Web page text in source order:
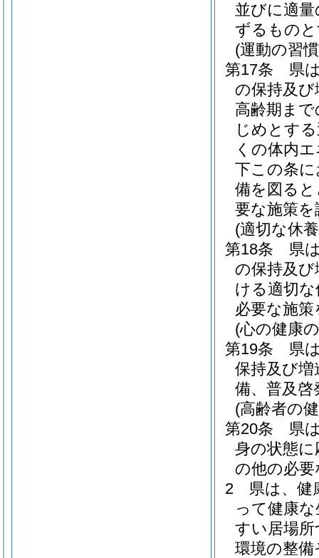
並びに適
ずるもの
(運動の習
第17条
県
の保持及
高齢期ま
じめとす
くの体内
下この条
備を図る
要な施策
(適切な休
第18条
県
の保持及
ける適切
必要な施
(心の健康
第19条
県
保持及び
備、普及
(高齢者の
第20条
県
身の状態
の他の必
2
県は、健
って健康
すい居場
環境の整